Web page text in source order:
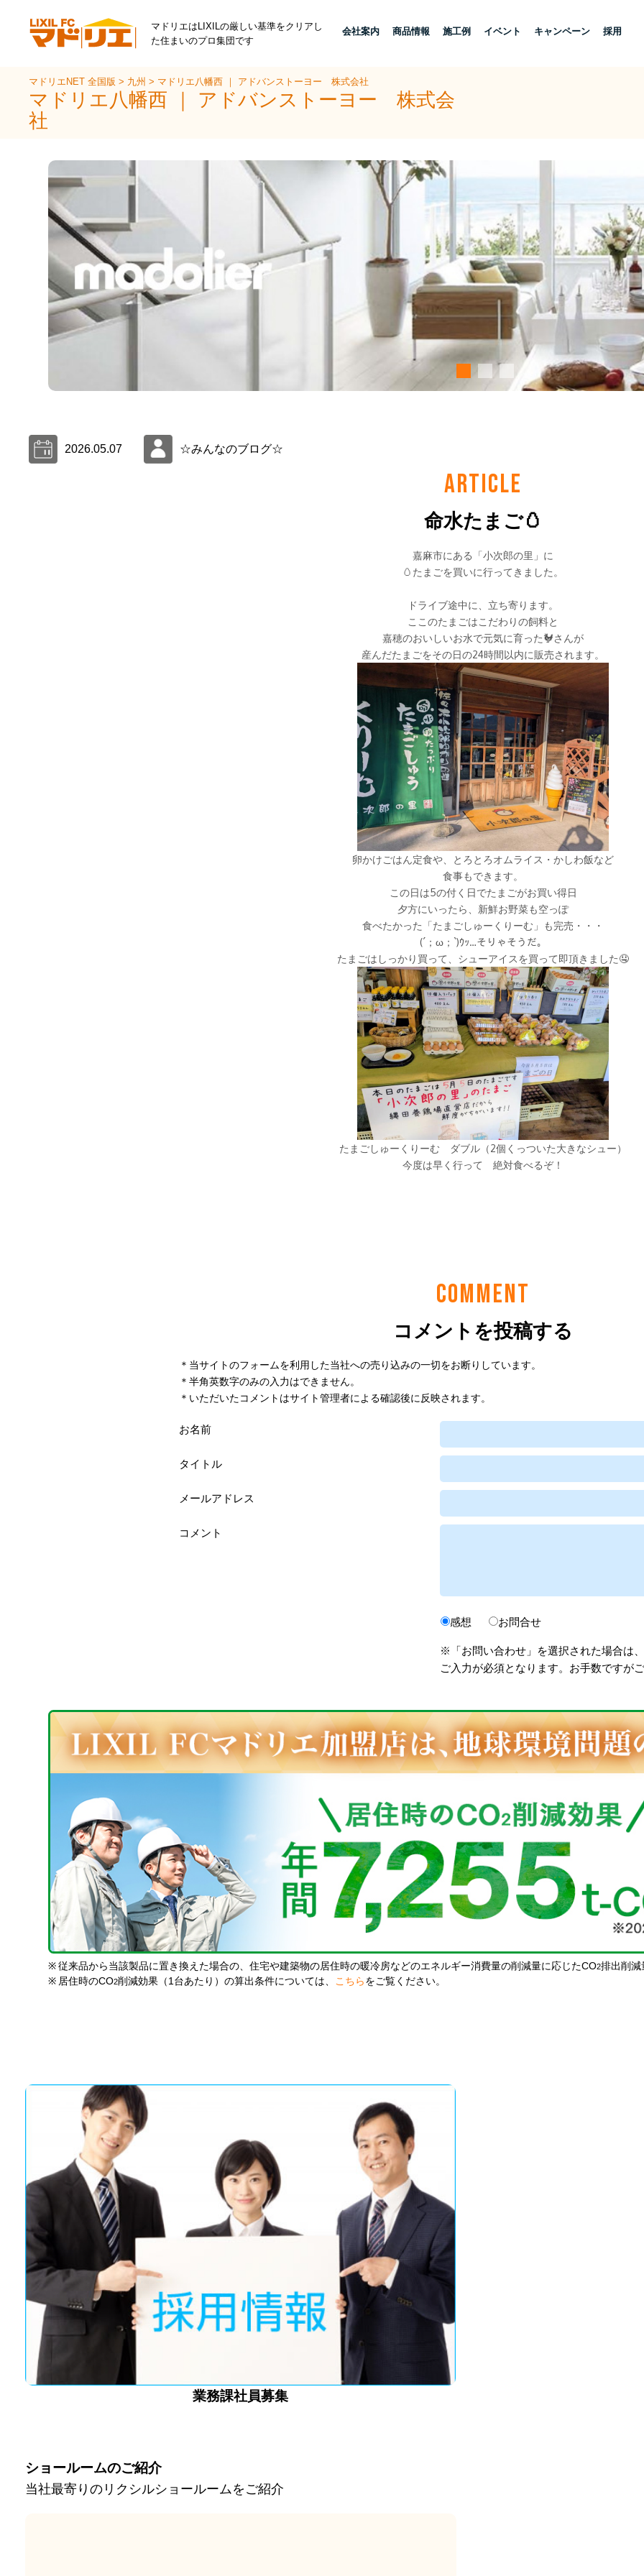
マドリエはLIXILの厳しい基準をクリアし
た住まいのプロ集団です
会社案内 商品情報 施工例 イベント キャンペーン 採用
マドリエNET 全国版> 九州> マドリエ八幡西 ｜ アドバンストーヨー 株式会社
マドリエ八幡西 ｜ アドバンストーヨー 株式会
社
2026.05.07 ☆みんなのブログ☆
ARTICLE
命水たまご🥚
COMMENT
コメントを投稿する
＊当サイトのフォームを利用した当社への売り込みの一切をお断りしています。
＊半角英数字のみの入力はできません。
＊いただいたコメントはサイト管理者による確認後に反映されます。
お名前
タイトル
メールアドレス
コメント
感想 お問合せ
※「お問い合わせ」を選択された場合は
ご入力が必須となります。お手数ですが
※ 従来品から当該製品に置き換えた場合の、住宅や建築物の居住時の暖冷房などのエネルギー消費量の削減量に応じたCO2排出削減
※ 居住時のCO2削減効果（1台あたり）の算出条件については、 こちら をご覧ください。
業務課社員募集
ショールームのご紹介
当社最寄りのリクシルショールームをご紹介